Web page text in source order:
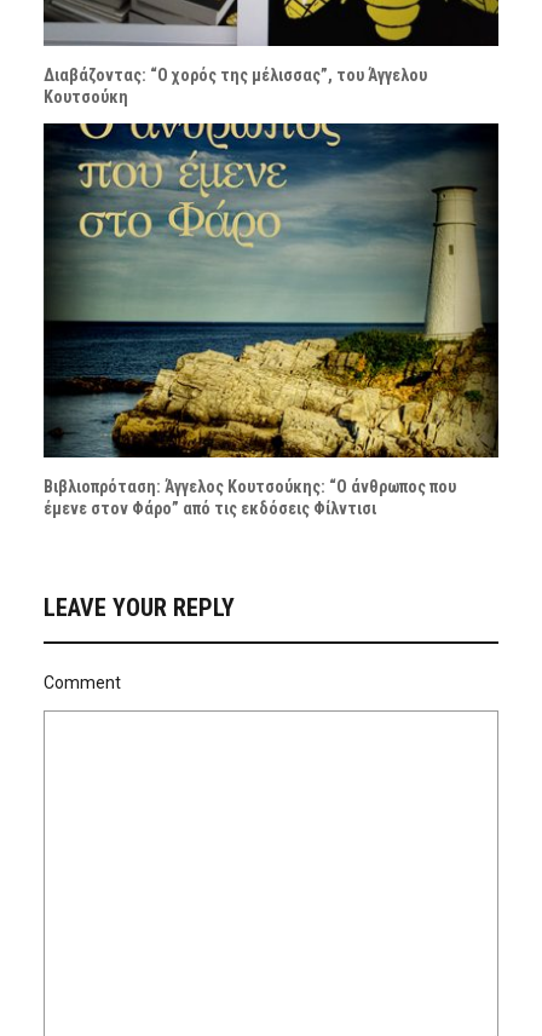
Διαβάζοντας: “Ο χορός της μέλισσας”, του Άγγελου
Κουτσούκη
Βιβλιοπρόταση: Άγγελος Κουτσούκης: “Ο άνθρωπος που
έμενε στον Φάρο” από τις εκδόσεις Φίλντισι
LEAVE YOUR REPLY
Comment